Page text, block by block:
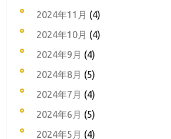
2024年11月 (4)
2024年10月 (4)
2024年9月 (4)
2024年8月 (5)
2024年7月 (4)
2024年6月 (5)
2024年5月 (4)